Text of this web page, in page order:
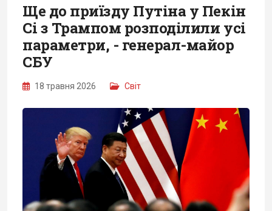
Ще до приїзду Путіна у Пекін
Сі з Трампом розподілили усі
параметри, - генерал-майор
СБУ
18 травня 2026 Світ